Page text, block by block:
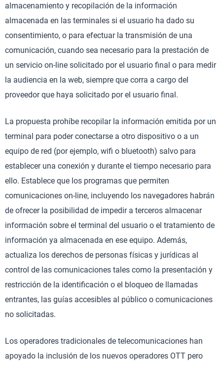
almacenamiento y recopilación de la información
almacenada en las terminales si el usuario ha dado su
consentimiento, o para efectuar la transmisión de una
comunicación, cuando sea necesario para la prestación de
un servicio on-line solicitado por el usuario final o para medir
la audiencia en la web, siempre que corra a cargo del
proveedor que haya solicitado por el usuario final.
La propuesta prohíbe recopilar la información emitida por un
terminal para poder conectarse a otro dispositivo o a un
equipo de red (por ejemplo, wifi o bluetooth) salvo para
establecer una conexión y durante el tiempo necesario para
ello. Establece que los programas que permiten
comunicaciones on-line, incluyendo los navegadores habrán
de ofrecer la posibilidad de impedir a terceros almacenar
información sobre el terminal del usuario o el tratamiento de
información ya almacenada en ese equipo. Además,
actualiza los derechos de personas físicas y jurídicas al
control de las comunicaciones tales como la presentación y
restricción de la identificación o el bloqueo de llamadas
entrantes, las guías accesibles al público o comunicaciones
no solicitadas.
Los operadores tradicionales de telecomunicaciones han
apoyado la inclusión de los nuevos operadores OTT pero